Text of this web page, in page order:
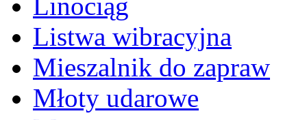
Linociąg
Listwa wibracyjna
Mieszalnik do zapraw
Młoty udarowe